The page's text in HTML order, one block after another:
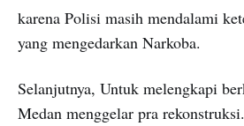
karena Polisi masih mendalami
yang mengedarkan Narkoba.
Selanjutnya, Untuk melengkapi
Medan menggelar pra